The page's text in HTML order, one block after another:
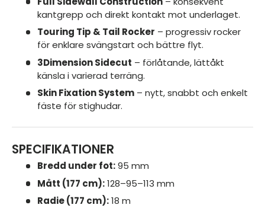
kantgrepp och direkt kontakt mot underlaget.
Touring Tip & Tail Rocker – progressiv rocker
för enklare svängstart och bättre flyt.
3Dimension Sidecut – förlåtande, lättåkt
känsla i varierad terräng.
Skin Fixation System– nytt, snabbt och enkelt
fäste för stighudar.
SPECIFIKATIONER
Bredd under fot:95 mm
Mått (177 cm):128–95–113 mm
Radie (177 cm):18 m